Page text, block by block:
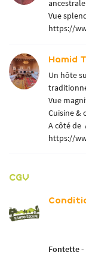
AVIS
ACTUALITÉS
ancestrale
Vue
https://
Hamid
Un hôte
Vue
Cuisine &
A côté de
https://
CGV
SARL
Fontette -